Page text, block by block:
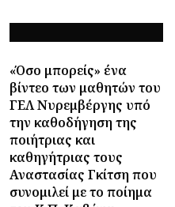
«Όσο μπορείς» ένα
βίντεο των μαθητών του
ΓΕΛ Νυρεμβέργης υπό
την καθοδήγηση της
ποιήτριας και
καθηγήτριας τους
Αναστασίας Γκίτση που
συνομιλεί με το ποίημα